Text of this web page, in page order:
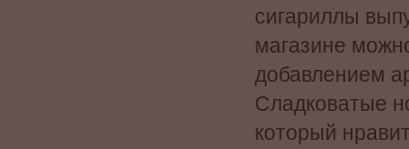
сигариллы
магазине
добавлением
Сладковатые
который